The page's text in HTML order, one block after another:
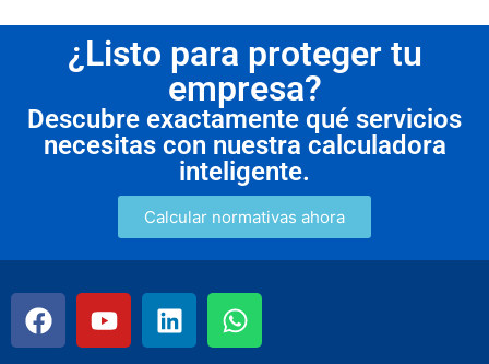
¿Listo para proteger tu
empresa?
Descubre exactamente qué servicios
necesitas con nuestra calculadora
inteligente.
Calcular normativas ahora